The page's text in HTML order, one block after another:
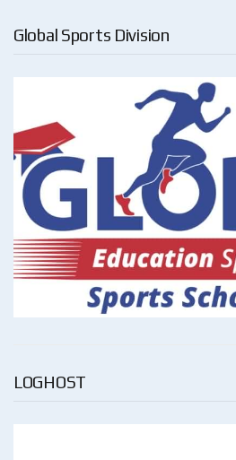
Global Sports Division
LOGHOST